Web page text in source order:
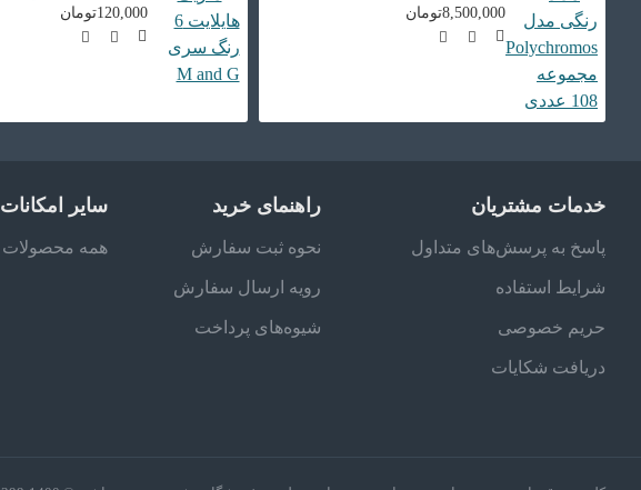
8,500,000تومان
120,000تومان
خدمات مشتریان
پاسخ به پرسش‌های متداول
شرایط استفاده
حریم خصوصی
دریافت شکایات
راهنمای خرید
نحوه ثبت سفارش
رویه ارسال سفارش
شیوه‌های پرداخت
سایر امکانات
همه محصولات